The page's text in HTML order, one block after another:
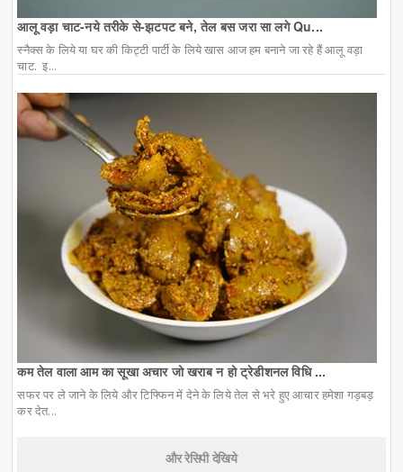
आलू वड़ा चाट-नये तरीके से-झटपट बने, तेल बस जरा सा लगे Qu...
स्नैक्स के लिये या घर की किट्टी पार्टी के लिये खास आज हम बनाने जा रहे हैं आलू वड़ा
चाट. इ...
कम तेल वाला आम का सूखा अचार जो खराब न हो ट्रेडीशनल विधि ...
सफर पर ले जाने के लिये और टिफ्फिन में देने के लिये तेल से भरे हुए आचार हमेशा गड़बड़
कर देत...
और रेसिपी देखिये